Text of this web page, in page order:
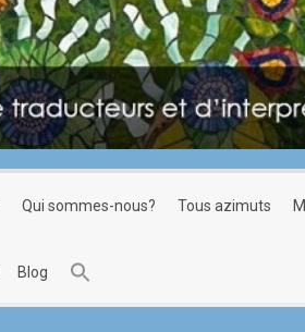
qui sommes-nous? tous azimuts
blog